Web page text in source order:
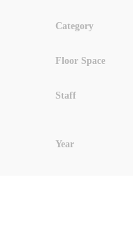
Category
Floor Space
Staff
Year